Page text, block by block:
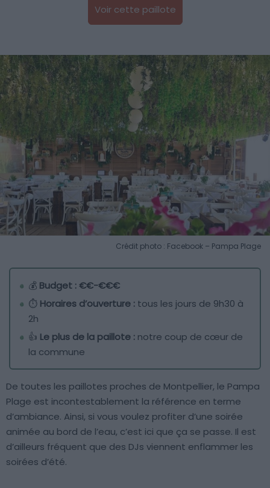
Voir cette paillote
Crédit photo : Facebook – Pampa Plage
💰 Budget : €€-€€€
⏱️ Horaires d’ouverture : tous les jours de 9h30 à
2h
👍 Le plus de la paillote : notre coup de cœur de
la commune
De toutes les paillotes proches de Montpellier, le Pampa
Plage est incontestablement la référence en terme
d’ambiance. Ainsi, si vous voulez profiter d’une soirée
animée au bord de l’eau, c’est ici que ça se passe. Il est
d’ailleurs fréquent que des DJs viennent enflammer les
soirées d’été.